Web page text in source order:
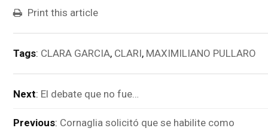
Print this article
Tags: CLARA GARCIA, CLARI, MAXIMILIANO PULLARO
Next: El debate que no fue…
Previous: Cornaglia solicitó que se habilite como